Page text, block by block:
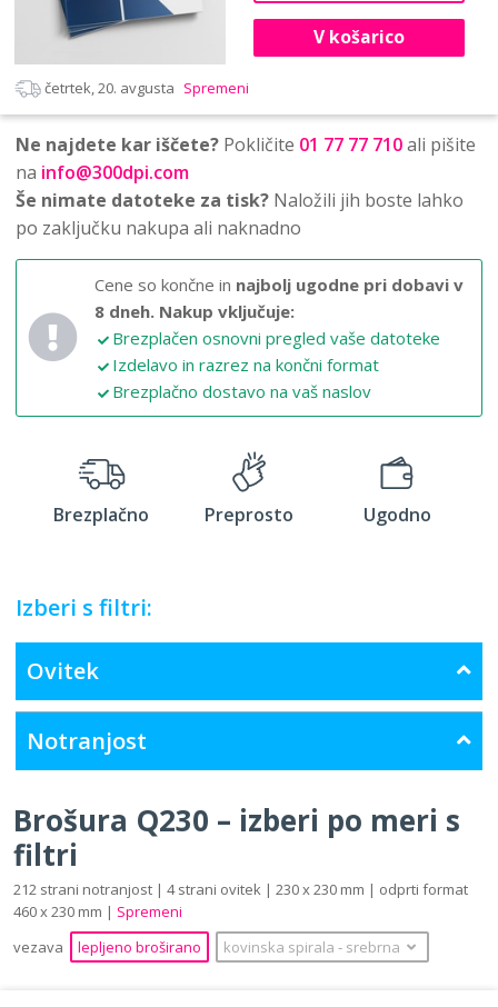
V košarico
četrtek, 20. avgusta Spremeni
Ne najdete kar iščete? Pokličite 01 77 77 710ali pišite
na info@300dpi.com
Še nimate datoteke za tisk? Naložili jih boste lahko
po zaključku nakupa ali naknadno
Cene so končne in najbolj ugodne pri dobavi v
8 dneh. Nakup vključuje:
Brezplačen osnovni pregled vaše datoteke
Izdelavo in razrez na končni format
Brezplačno dostavo na vaš naslov
Brezplačno Preprosto Ugodno
Izberi s filtri:
Ovitek
Notranjost
Brošura Q230 – izberi po meri s
filtri
212 strani notranjost | 4 strani ovitek | 230 x 230 mm | odprti format
460 x 230 mm | Spremeni
vezava
lepljeno broširano kovinska spirala ‐ srebrna